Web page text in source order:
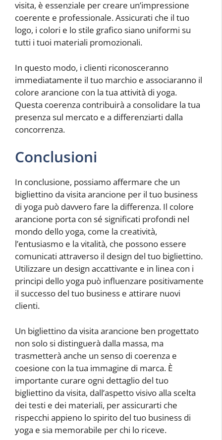
visita, è essenziale per creare un’impressione
coerente e professionale. Assicurati che il tuo
logo, i colori e lo stile grafico siano uniformi su
tutti i tuoi materiali promozionali.
In questo modo, i clienti riconosceranno
immediatamente il tuo marchio e associaranno il
colore arancione con la tua attività di yoga.
Questa coerenza contribuirà a consolidare la tua
presenza sul mercato e a differenziarti dalla
concorrenza.
Conclusioni
In conclusione, possiamo affermare che un
bigliettino da visita arancione per il tuo business
di yoga può davvero fare la differenza. Il colore
arancione porta con sé significati profondi nel
mondo dello yoga, come la creatività,
l’entusiasmo e la vitalità, che possono essere
comunicati attraverso il design del tuo bigliettino.
Utilizzare un design accattivante e in linea con i
principi dello yoga può influenzare positivamente
il successo del tuo business e attirare nuovi
clienti.
Un bigliettino da visita arancione ben progettato
non solo si distinguerà dalla massa, ma
trasmetterà anche un senso di coerenza e
coesione con la tua immagine di marca. È
importante curare ogni dettaglio del tuo
bigliettino da visita, dall’aspetto visivo alla scelta
dei testi e dei materiali, per assicurarti che
rispecchi appieno lo spirito del tuo business di
yoga e sia memorabile per chi lo riceve.